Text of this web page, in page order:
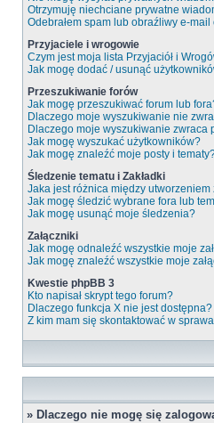
Otrzymuję niechciane prywatne
Odebrałem spam lub obraźliwy e-
Przyjaciele i wrogowie
Czym jest moja lista Przyjaciół i
Jak mogę dodać / usunąć
Przeszukiwanie forów
Jak mogę przeszukiwać forum lub
Dlaczego moje wyszukiwanie nie
Dlaczego moje wyszukiwanie zwraca
Jak mogę wyszukać użytkowników?
Jak mogę znaleźć moje posty i
Śledzenie tematu i Zakładki
Jaka jest różnica między utworzeniem
Jak mogę śledzić wybrane fora lub
Jak mogę usunąć moje śledzenia?
Załączniki
Jak mogę odnaleźć wszystkie moje
Jak mogę znaleźć wszystkie moje
Kwestie phpBB 3
Kto napisał skrypt tego forum?
Dlaczego funkcja X nie jest dostępna?
Z kim mam się skontaktować w
» Dlaczego nie mogę się